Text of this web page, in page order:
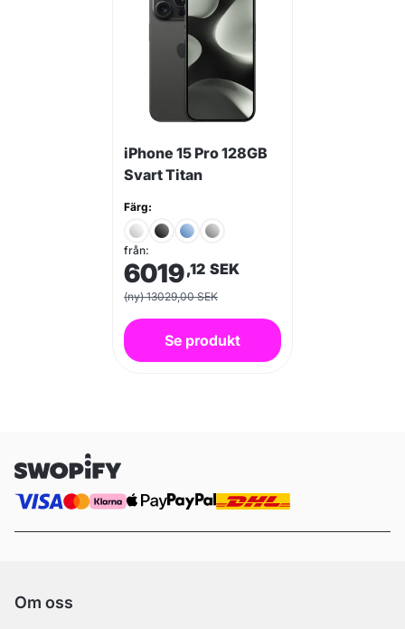
iPhone 15 Pro 128GB
Svart Titan
Färg:
från:
6019,12 SEK
(ny) 13029,00 SEK
Se produkt
Om oss